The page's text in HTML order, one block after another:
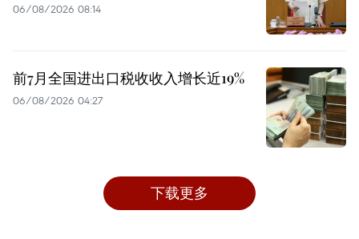
06/08/2026 08:14
前7月全国进出口税收收入增长近19%
06/08/2026 04:27
下载更多